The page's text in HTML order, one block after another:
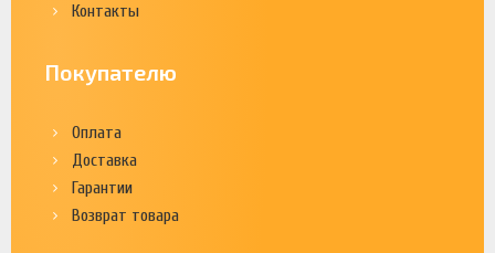
Контакты
Покупателю
Оплата
Доставка
Гарантии
Возврат товара